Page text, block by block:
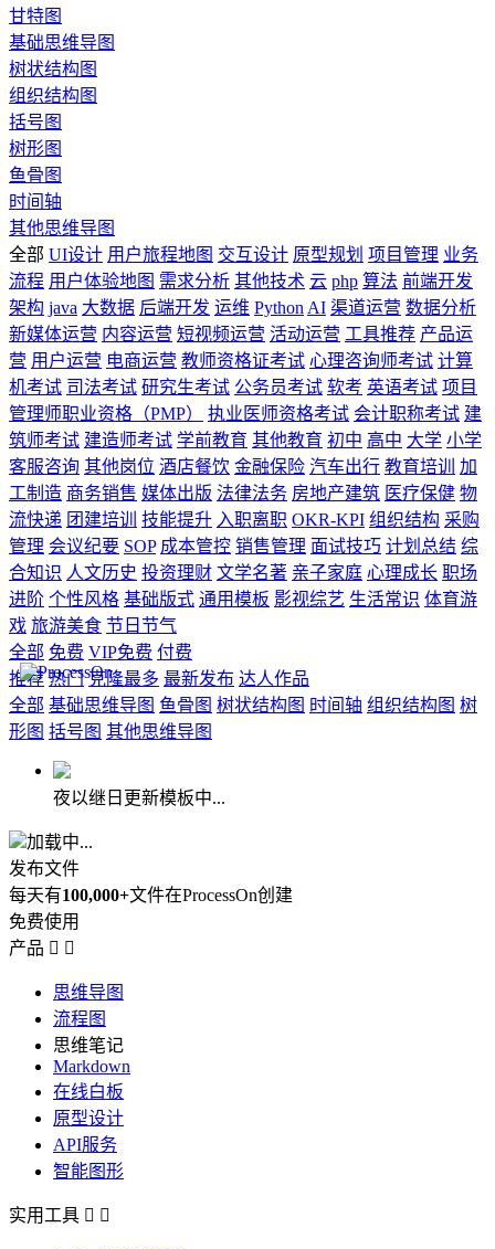
甘特图
基础思维导图
树状结构图
组织结构图
括号图
树形图
鱼骨图
时间轴
其他思维导图
全部 UI设计 用户旅程地图 交互设计 原型规划 项目管理 业务
流程 用户体验地图 需求分析 其他技术 云 php 算法 前端开发
架构 java 大数据 后端开发 运维 Python AI 渠道运营 数据分析
新媒体运营 内容运营 短视频运营 活动运营 工具推荐 产品运
营 用户运营 电商运营 教师资格证考试 心理咨询师考试 计算
机考试 司法考试 研究生考试 公务员考试 软考 英语考试 项目
管理师职业资格（PMP）
执业医师资格考试 会计职称考试 建
筑师考试 建造师考试 学前教育 其他教育 初中 高中 大学 小学
客服咨询 其他岗位 酒店餐饮 金融保险 汽车出行 教育培训
加
工制造 商务销售 媒体出版 法律法务 房地产建筑 医疗保健 物
流快递 团建培训 技能提升 入职离职 OKR-KPI 组织结构 采购
管理 会议纪要 SOP 成本管控 销售管理 面试技巧 计划总结 综
合知识 人文历史 投资理财 文学名著 亲子家庭 心理成长 职场
进阶 个性风格 基础版式 通用模板 影视综艺 生活常识 体育游
戏 旅游美食 节日节气
全部 免费 VIP免费 付费
推荐 热门 克隆最多 最新发布 达人作品
全部 基础思维导图 鱼骨图 树状结构图 时间轴 组织结构图 树
形图 括号图 其他思维导图
夜以继日更新模板中...
加载中...
发布文件
每天有100,000+文件在ProcessOn创建
免费使用
产品  
思维导图
流程图
思维笔记
Markdown
在线白板
原型设计
API服务
智能图形
实用工具  